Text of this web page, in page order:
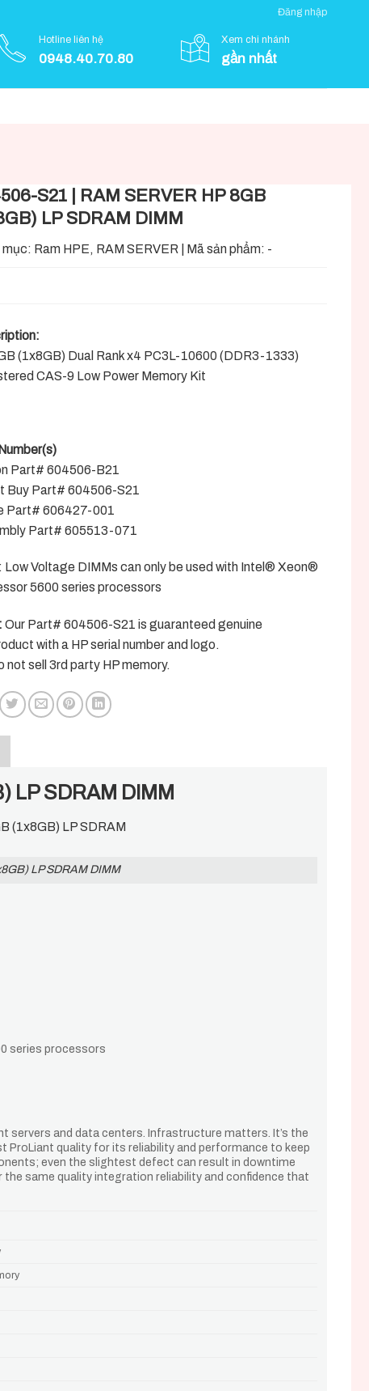
Đăng nhập
Hotline liên hệ
0948.40.70.80
Xem chi nhánh
gần nhất
S21 | RAM SERVER HP 8GB
LP SDRAM DIMM
mục: Ram HPE, RAM SERVER Mã sản phẩm: -
(1x8GB) Dual Rank x4 PC3L-10600 (DDR3-1333)
CAS-9 Low Power Memory Kit
Part# 604506-B21
Buy Part# 604506-S21
Part# 606427-001
Part# 605513-071
Low Voltage DIMMs can only be used with Intel® Xeon®
5600 series processors
Our Part# 604506-S21 is guaranteed genuine
with a HP serial number and logo.
not sell 3rd party HP memory.
LP SDRAM DIMM
LP SDRAM DIMM
series processors
servers and data centers. Infrastructure matters. It’s the
quality for its reliability and performance to keep
even the slightest defect can result in downtime
same quality integration reliability and confidence that